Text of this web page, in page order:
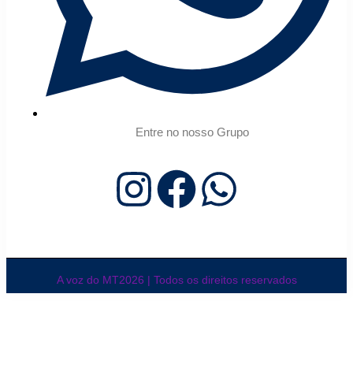
Entre no nosso Grupo
A voz do MT2026 | Todos os direitos reservados